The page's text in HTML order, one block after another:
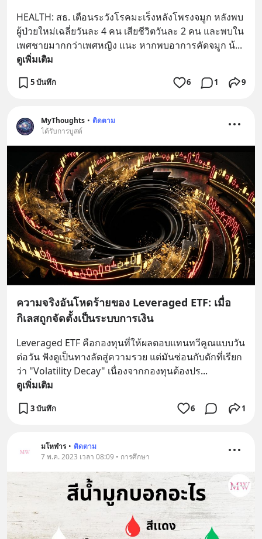
HEALTH: สธ. เตือนระวังโรคมะเร็งหลังโพรงจมูก หลังพบ
ผู้ป่วยใหม่เฉลี่ยวันละ 4 คน เสียชีวิตวันละ 2 คน และพบใน
เพศชายมากกว่าเพศหญิง แนะ หากพบอาการคัดจมูก น้...
ดูเพิ่มเติม
5 บันทึก 6 1 9
MyThoughts • ติดตาม
ได้รับการบูสต์
ความจริงอันโหดร้ายของ Leveraged ETF: เมื่อ
กิเลสถูกจัดตั้งเป็นระบบการเงิน
Leveraged ETF คือกองทุนที่ให้ผลตอบแทนทวีคูณแบบวัน
ต่อวัน ฟังดูเป็นทางลัดสู่ความรวย แต่มันซ่อนกับดักที่เรียก
ว่า "Volatility Decay" เนื่องจากกองทุนต้องปร...
ดูเพิ่มเติม
3 บันทึก 6 1
มโหฬาร • ติดตาม
7 พ.ค. 2023 เวลา 08:09 • การศึกษา